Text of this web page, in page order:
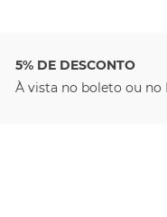
5% DE DESCONTO
À vista no boleto ou no